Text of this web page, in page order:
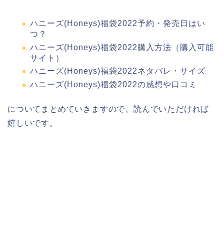
ハニーズ(Honeys)福袋2022予約・発売日はい
つ？
ハニーズ(Honeys)福袋2022購入方法（購入可能
サイト）
ハニーズ(Honeys)福袋2022ネタバレ・サイズ
ハニーズ(Honeys)福袋2022の感想や口コミ
についてまとめていきますので、読んでいただければ
嬉しいです。